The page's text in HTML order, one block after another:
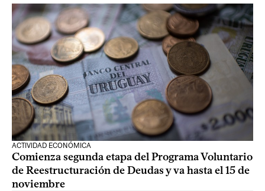
ACTIVIDAD ECONÓMICA
Comienza segunda etapa del Programa Voluntario
de Reestructuración de Deudas y va hasta el 15 de
noviembre